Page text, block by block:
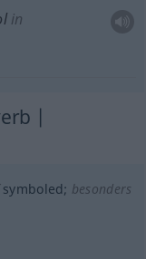
in
|
; besonders